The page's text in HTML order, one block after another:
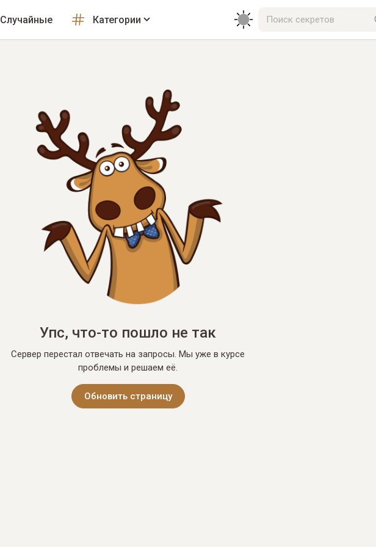
Случайные Категории
Упс, что-то пошло не так
Сервер перестал отвечать на запросы. Мы уже в курсе
проблемы и решаем её.
Обновить страницу